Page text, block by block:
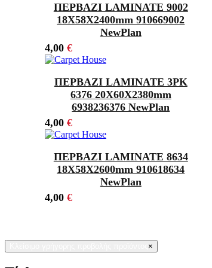
ΠΕΡΒΑΖΙ LAMINATE 9002
18X58X2400mm 910669002
NewPlan
4,00 €
ΠΕΡΒΑΖΙ LAMINATE 3PK
6376 20Χ60X2380mm
6938236376 NewPlan
4,00 €
ΠΕΡΒΑΖΙ LAMINATE 8634
18Χ58X2600mm 910618634
NewPlan
4,00 €
×